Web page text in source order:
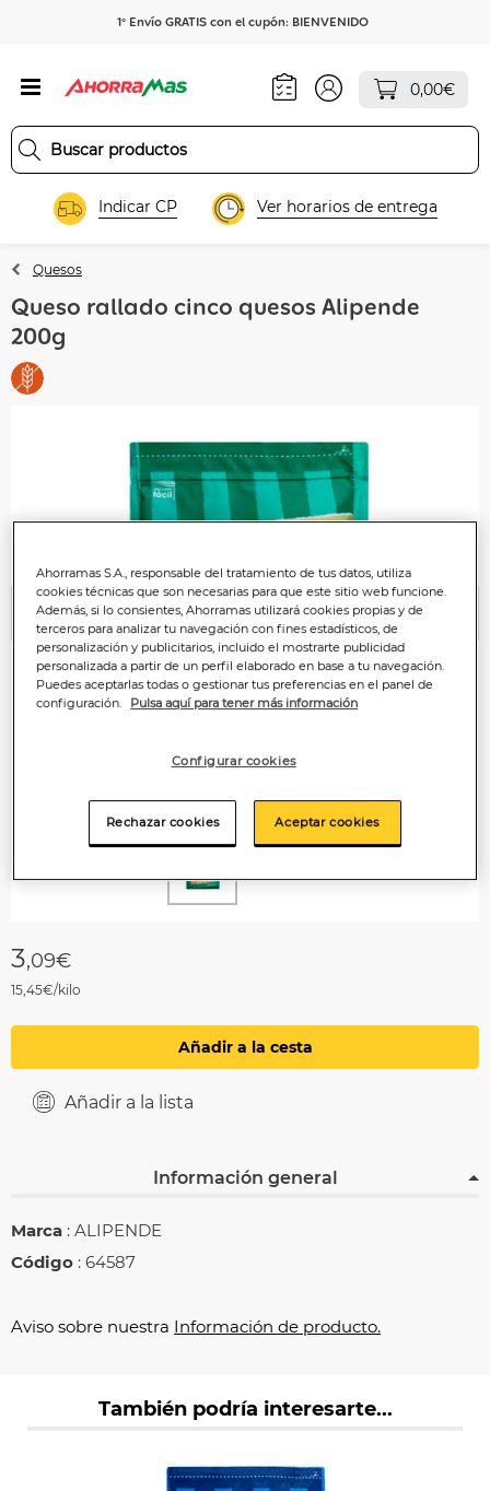
1º Envío GRATIS con el cupón: BIENVENIDO
0,00€
Indicar CP Ver horarios de entrega
Quesos
Queso rallado cinco quesos Alipende
200g
Anterior
3,09€
15,45€/kilo
Añadir a la cesta
Añadir a la lista
Información general
Marca : ALIPENDE
Código : 64587
Aviso sobre nuestra Información de producto.
También podría interesarte...
Ahorramas S.A., responsable del tratamiento de tus datos, utiliza
cookies técnicas que son necesarias para que este sitio web funcione.
Además, si lo consientes, Ahorramas utilizará cookies propias y de
terceros para analizar tu navegación con fines estadísticos, de
personalización y publicitarios, incluido el mostrarte publicidad
personalizada a partir de un perfil elaborado en base a tu navegación.
Puedes aceptarlas todas o gestionar tus preferencias en el panel de
configuración.
Pulsa aquí para tener más información
Configurar cookies
Rechazar cookies Aceptar cookies